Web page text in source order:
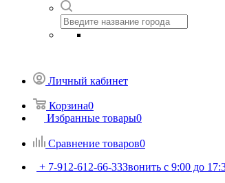
Личный кабинет
Корзина0
Избранные товары0
Сравнение товаров0
+ 7-912-612-66-33Звонить с 9:00 до